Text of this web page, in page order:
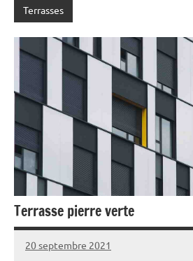
Terrasses
Terrasse pierre verte
20 septembre 2021